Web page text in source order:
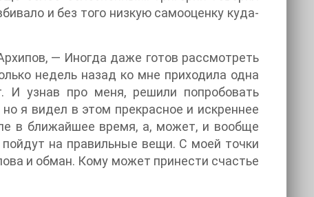
и без того низкую самооценку куда-
— Иногда даже готов рассмотреть
недель назад ко мне приходила одна
И узнав про меня, решили попробовать
я видел в этом прекрасное и искреннее
в ближайшее время, а, может, и вообще
на правильные вещи. С моей точки
и обман. Кому может принести счастье